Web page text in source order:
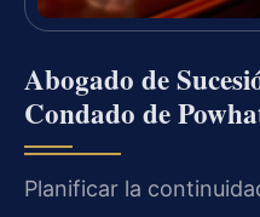
Abogado de
Condado de
Planificar la